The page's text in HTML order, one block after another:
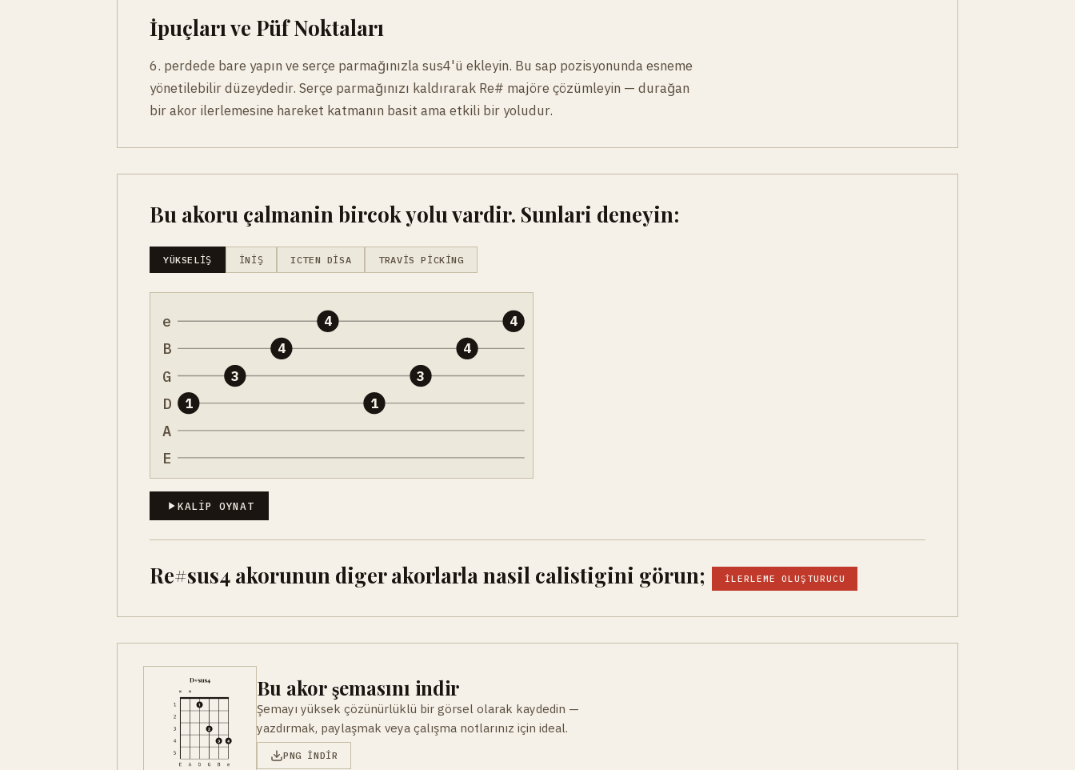
İpuçları ve Püf Noktaları
6. perdede bare yapın ve serçe parmağınızla sus4'ü ekleyin. Bu sap pozisyonunda esneme
yönetilebilir düzeydedir. Serçe parmağınızı kaldırarak Re# majöre çözümleyin — durağan
bir akor ilerlemesine hareket katmanın basit ama etkili bir yoludur.
Bu akoru çalmanin bircok yolu vardir. Sunlari deneyin:
YÜKSELIŞ İNIŞ ICTEN DISA TRAVIS PICKING
e
B
G
D
A
E
1
3
4
4
1
3
4
4
KALIP OYNAT
Re#sus4 akorunun diger akorlarla nasil calistigini görun; İLERLEME OLUŞTURUCU
Bu akor şemasını indir
Şemayı yüksek çözünürlüklü bir görsel olarak kaydedin —
yazdırmak, paylaşmak veya çalışma notlarınız için ideal.
PNG INDIR